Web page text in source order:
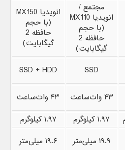
مجتمع /
انویدیا MX110
(با حجم
حافظه 2
گیگابایت)
انویدیا MX150
(با حجم
حافظه 2
گیگابایت)
SSD
SSD + HDD
۴۳ وات‌ساعت
۴۳ وات‌ساعت
۱.۹۷ کیلوگرم
۱.۹۷ کیلوگرم
۱۹.۹ میلی‌متر ۱۹.۶ میلی‌متر